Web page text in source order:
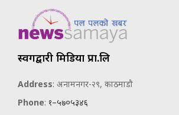
स्वर्गद्वारी मिडिया प्रा.लि
Address: अनामनगर-२९, काठमाडौ
Phone: १–५७०५३४६